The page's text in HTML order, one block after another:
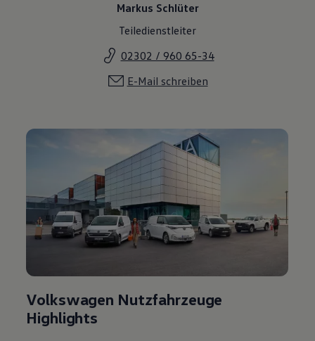
Markus Schlüter
Teiledienstleiter
02302 / 960 65-34
E-Mail schreiben
Volkswagen Nutzfahrzeuge
Highlights